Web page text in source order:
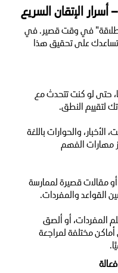
أسرار الإتقان السريع
بطلاقة" في وقت قصير. في
تساعدك على تحقيق هذا
حتى لو كنت تتحدث مع
لتقييم النطق.
الأخبار، والحوارات باللغة
مهارات الفهم
مقالات قصيرة لممارسة
القواعد والمفردات.
المفردات، أو ألصق
مختلفة لمراجعة